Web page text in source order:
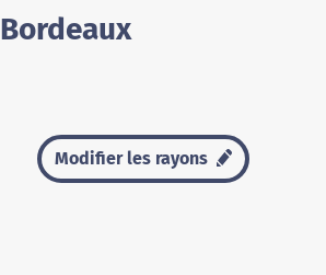
Modifier les rayons